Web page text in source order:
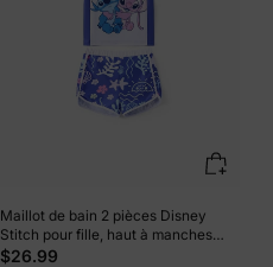
Maillot de bain 2 pièces Disney
Stitch pour fille, haut à manches
courtes et short à imprimé floral
$26.99